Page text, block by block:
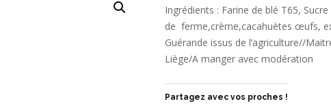
Ingrédients : Farine de blé T65,
de ferme,crème,cacahuètes œufs,
Guérande issus de l’agriculture//
Liège/A manger avec modération
Partagez avec vos proches !